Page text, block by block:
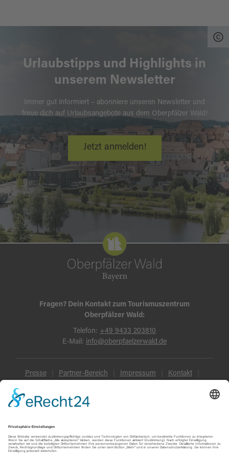
Urlaubstipps und Highlights in
unserem Newsletter
Immer gut informiert – abonniere unseren Newsletter und
freue dich auf Urlaubsangebote aus dem Oberpfälzer Wald!
Jetzt anmelden!
Fragen? Dein Kontakt zum Tourismuszentrum
Oberpfälzer Wald:
Telefon: +49 9433 203810
E-Mail: info@oberpfaelzerwald.de
Presse Partner-Bereich Impressum Kontakt
Datenschutz